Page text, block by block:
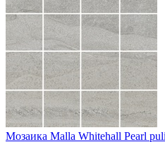
Мозаика Malla Whitehall Pearl